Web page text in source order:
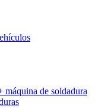
máquina de soldadura